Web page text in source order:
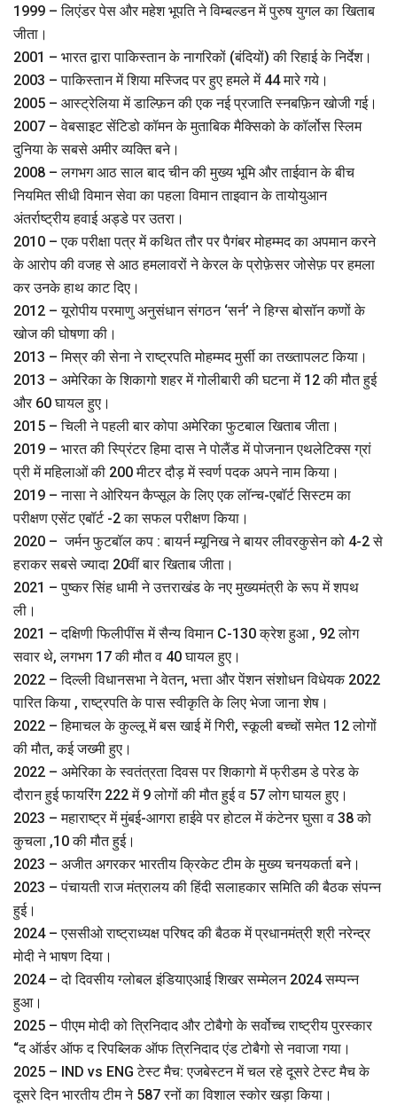
1999 – लिएंडर पेस और महेश भूपति ने विम्बल्डन में पुरुष युगल का खिताब
जीता।
2001 – भारत द्वारा पाकिस्तान के नागरिकों (बंदियों) की रिहाई के निर्देश।
2003 – पाकिस्तान में शिया मस्जिद पर हुए हमले में 44 मारे गये।
2005 – आस्ट्रेलिया में डाल्फ़िन की एक नई प्रजाति स्नबफ़िन खोजी गई।
2007 – वेबसाइट सेंटिडो कॉमन के मुताबिक मैक्सिको के कॉर्लोस स्लिम
दुनिया के सबसे अमीर व्यक्ति बने।
2008 – लगभग आठ साल बाद चीन की मुख्य भूमि और ताईवान के बीच
नियमित सीधी विमान सेवा का पहला विमान ताइवान के तायोयुआन
अंतर्राष्ट्रीय हवाई अड्डे पर उतरा।
2010 – एक परीक्षा पत्र में कथित तौर पर पैगंबर मोहम्मद का अपमान करने
के आरोप की वजह से आठ हमलावरों ने केरल के प्रोफ़ेसर जोसेफ़ पर हमला
कर उनके हाथ काट दिए।
2012 – यूरोपीय परमाणु अनुसंधान संगठन ‘सर्न’ ने हिग्स बोसॉन कणों के
खोज की घोषणा की।
2013 – मिस्र की सेना ने राष्ट्रपति मोहम्मद मुर्सी का तख्तापलट किया।
2013 – अमेरिका के शिकागो शहर में गोलीबारी की घटना में 12 की मौत हुई
और 60 घायल हुए।
2015 – चिली ने पहली बार कोपा अमेरिका फुटबाल खिताब जीता।
2019 – भारत की स्प्रिंटर हिमा दास ने पोलैंड में पोजनान एथलेटिक्स ग्रां
प्री में महिलाओं की 200 मीटर दौड़ में स्वर्ण पदक अपने नाम किया।
2019 – नासा ने ओरियन कैप्सूल के लिए एक लॉन्च-एबॉर्ट सिस्टम का
परीक्षण एसेंट एबॉर्ट -2 का सफल परीक्षण किया।
2020 – जर्मन फुटबॉल कप : बायर्न म्यूनिख ने बायर लीवरकुसेन को 4-2 से
हराकर सबसे ज्यादा 20वीं बार खिताब जीता।
2021 – पुष्कर सिंह धामी ने उत्तराखंड के नए मुख्यमंत्री के रूप में शपथ
ली।
2021 – दक्षिणी फिलीपींस में सैन्य विमान C-130 क्रेश हुआ , 92 लोग
सवार थे, लगभग 17 की मौत व 40 घायल हुए।
2022 – दिल्ली विधानसभा ने वेतन, भत्ता और पेंशन संशोधन विधेयक 2022
पारित किया , राष्ट्रपति के पास स्‍वीकृति के लिए भेजा जाना शेष।
2022 – हिमाचल के कुल्लू में बस खाई में गिरी, स्कूली बच्चों समेत 12 लोगों
की मौत, कई जख्मी हुए।
2022 – अमेरिका के स्वतंत्रता दिवस पर शिकागो में फ्रीडम डे परेड के
दौरान हुई फायरिंग 222 में 9 लोगों की मौत हुई व 57 लोग घायल हुए।
2023 – महाराष्ट्र में मुंबई-आगरा हाईवे पर होटल में कंटेनर घुसा व 38 को
कुचला ,10 की मौत हुई।
2023 – अजीत अगरकर भारतीय क्रिकेट टीम के मुख्य चनयकर्ता बने।
2023 – पंचायती राज मंत्रालय की हिंदी सलाहकार समिति की बैठक संपन्‍न
हुई।
2024 – एससीओ राष्ट्राध्यक्ष परिषद की बैठक में प्रधानमंत्री श्री नरेन्द्र
मोदी ने भाषण दिया।
2024 – दो दिवसीय ग्‍लोबल इंडियाएआई शिखर सम्मेलन 2024 सम्‍पन्‍न
हुआ।
2025 – पीएम मोदी को त्रिनिदाद और टोबैगो के सर्वोच्च राष्ट्रीय पुरस्कार
“द ऑर्डर ऑफ द रिपब्लिक ऑफ त्रिनिदाद एंड टोबैगो से नवाजा गया।
2025 – IND vs ENG टेस्ट मैच: एजबेस्टन में चल रहे दूसरे टेस्ट मैच के
दूसरे दिन भारतीय टीम ने 587 रनों का विशाल स्कोर खड़ा किया।